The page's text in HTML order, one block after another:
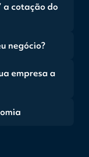
a cotação do
negócio?
empresa a